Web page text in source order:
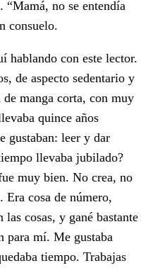
“Mamá, no se entendía
consuelo.
hablando con este lector.
de aspecto sedentario y
manga corta, con muy
quince años
gustaban: leer y dar
llevaba jubilado?
muy bien. No crea, no
cosa de número,
cosas, y gané bastante
para mí. Me gustaba
tiempo. Trabajas